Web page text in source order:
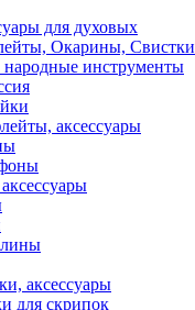
для духовых
Окарины, Свистки
народные инструменты
аксессуары
аксессуары
для скрипок